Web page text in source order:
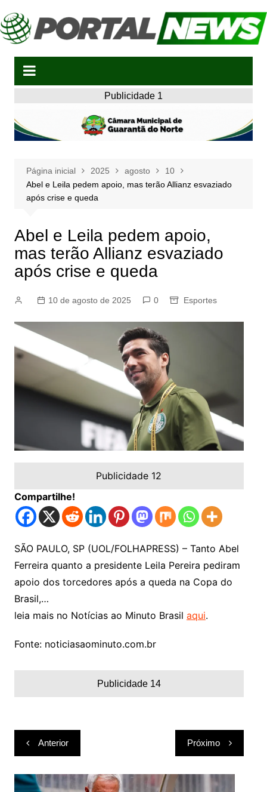
para
o
Publicidade 1
Página inicial 2025 agosto
10
Abel e Leila pedem apoio, mas terão Allianz esvaziado
após crise e queda
Abel e Leila pedem apoio,
mas terão Allianz esvaziado
após crise e queda
10 de agosto de 2025 0 Esportes
Publicidade 12
Compartilhe!
SÃO PAULO, SP (UOL/FOLHAPRESS) – Tanto Abel
Ferreira quanto a presidente Leila Pereira pediram
apoio dos torcedores após a queda na Copa do
Brasil,…
leia mais no Notícias ao Minuto Brasil aqui.
Fonte: noticiasaominuto.com.br
Publicidade 14
Navegação
de
Post
Anterior Próximo